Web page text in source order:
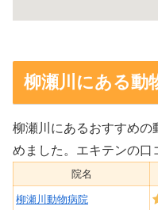
柳瀬川にある動
柳瀬川にあるおすすめの
めました。エキテンの口
院名
柳瀬川動物病院